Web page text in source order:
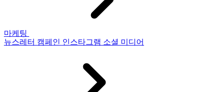
마케팅
뉴스레터 캠페인 인스타그램 소셜 미디어